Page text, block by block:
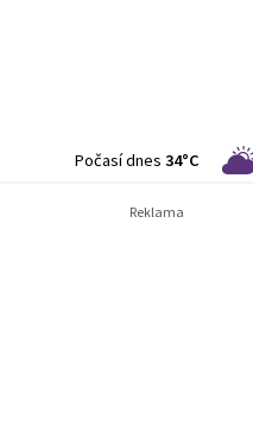
Počasí dnes 34°C